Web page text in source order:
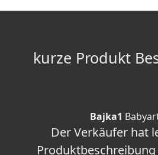
kurze Produkt
Bajka1
Der Verkäufer hat